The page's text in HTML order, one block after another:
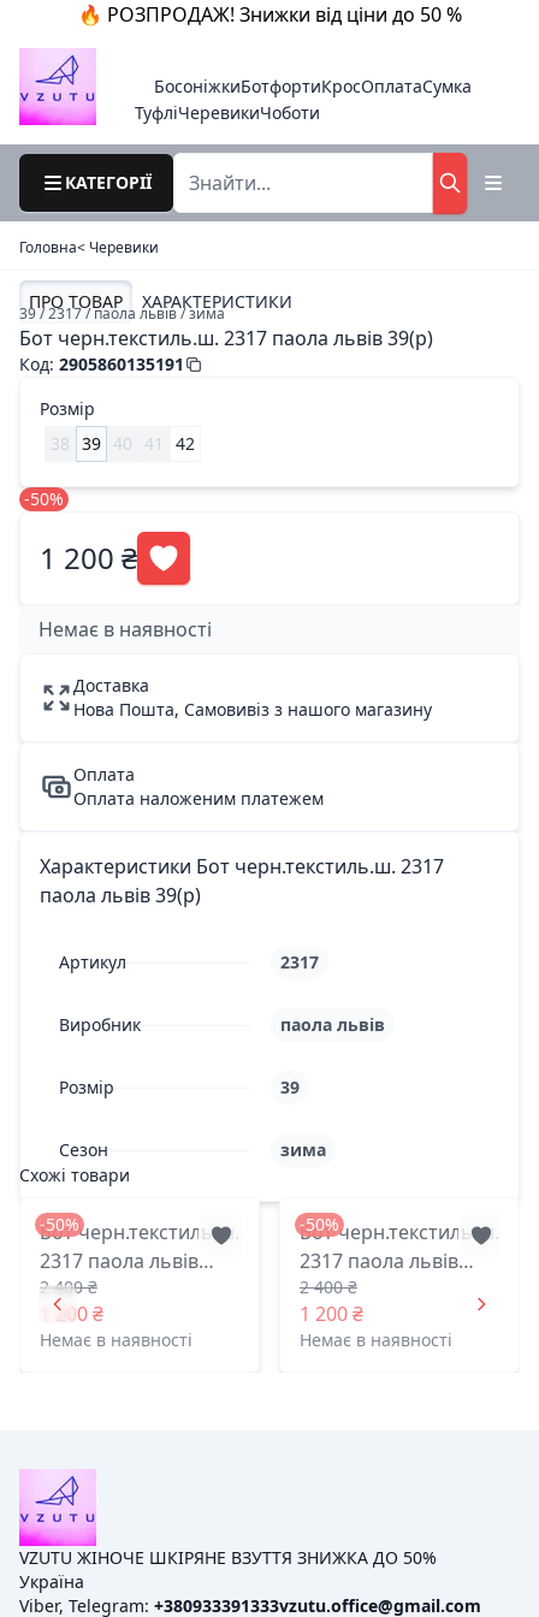
🔥 РОЗПРОДАЖ! Знижки від ціни до 50 %
БосоніжкиБотфортиКросОплатаСумка
ТуфліЧеревикиЧоботи
КАТЕГОРІЇ
Головна< Черевики
ПРО ТОВАР ХАРАКТЕРИСТИКИ
39 / 2317 / паола львів / зима
Бот черн.текстиль.ш. 2317 паола львів 39(р)
Код: 2905860135191
Розмір
38 39 40 41 42
-50%
1 200 ₴
Немає в наявності
Доставка
Нова Пошта, Самовивіз з нашого магазину
Оплата
Оплата наложеним платежем
Характеристики Бот черн.текстиль.ш. 2317
паола львів 39(р)
Артикул 2317
Виробник паола львів
Розмір 39
Сезон
зима
Схожі товари
-50%
Бот черн.текстиль.ш.
2317 паола львів
41(р)
2 400 ₴
1 200 ₴
Немає в наявності
-50%
Бот черн.текстиль.ш.
2317 паола львів
40(р)
2 400 ₴
1 200 ₴
Немає в наявності
VZUTU ЖІНОЧЕ ШКІРЯНЕ ВЗУТТЯ ЗНИЖКА ДО 50%
Україна
Viber, Telegram: +380933391333vzutu.office@gmail.com